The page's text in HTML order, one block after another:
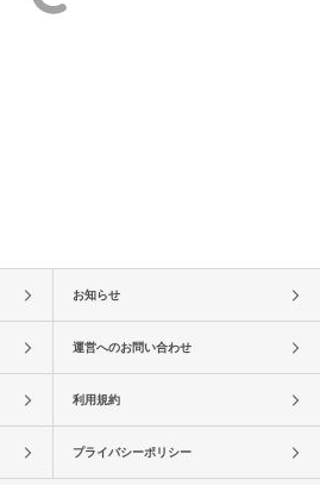
お知らせ
運営へのお問い合わせ
利用規約
プライバシーポリシー